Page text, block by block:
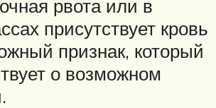
рвота или в
присутствует кровь
признак, который
о возможном